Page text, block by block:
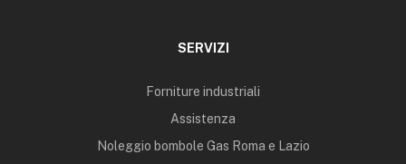
SERVIZI
Forniture industriali
Assistenza
Noleggio bombole Gas Roma e Lazio